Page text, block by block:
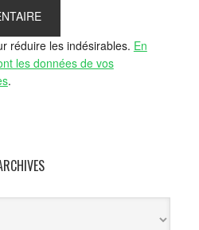
réduire les indésirables. En
les données de vos
.